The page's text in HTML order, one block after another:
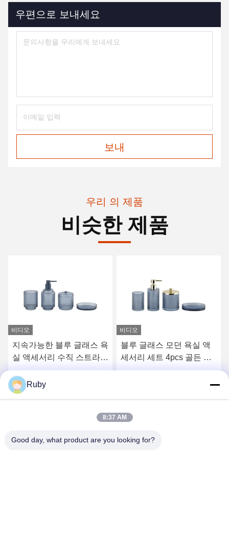
우편으로 보내세요
보내
우리 의 제품
비슷한 제품
비디오
블루 글래스 모던 욕실 액
세서리 세트 4pcs 골든 펌
프 헤드 디스펜서
최고의 가격을 얻으십시오
리버드 맑은 욕실 화장실
액세서리 세트 5pcs 호박
스타일 로션 펌프 병
최고의 가격을 얻으십시오
Ruby
8:37 AM
Good day, what product are you looking for?